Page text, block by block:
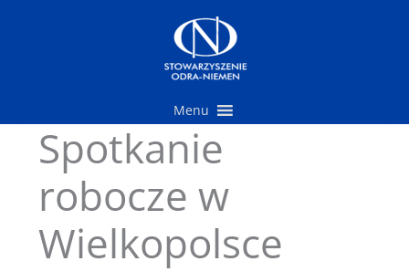
Menu
Spotkanie
robocze w
Wielkopolsce